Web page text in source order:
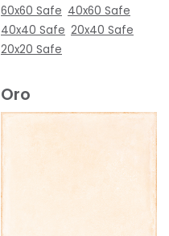
60x60 Safe 40x60 Safe
40x40 Safe 20x40 Safe
20x20 Safe
Oro